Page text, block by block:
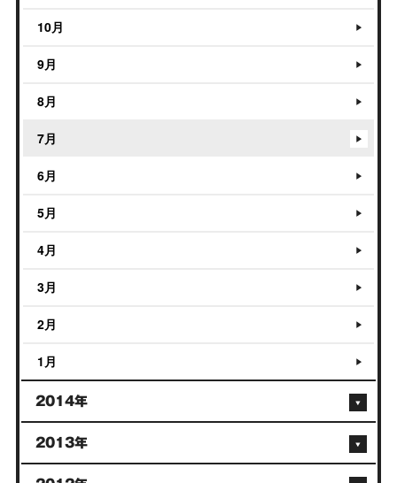
10月
9月
8月
7月
6月
5月
4月
3月
2月
1月
2014年
2013年